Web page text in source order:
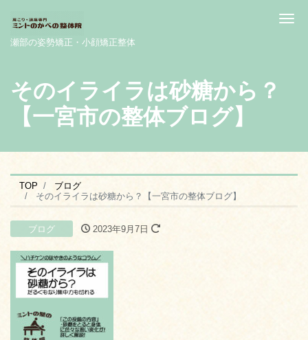
瀬部の姿勢矯正・小顔矯正整体
そのイライラは砂糖から？
【一宮市の整体ブログ】
TOP
ブログ
そのイライラは砂糖から？【一宮市の整体ブログ】
ブログ 2023年9月7日